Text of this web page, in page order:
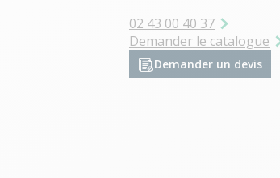
02 43 00 40 37
Demander le catalogue
Demander un devis